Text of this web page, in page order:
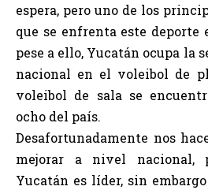
espera, pero uno de los
que se enfrenta este deporte
pese a ello, Yucatán ocupa la
nacional en el voleibol de
voleibol de sala se
ocho del país.
Desafortunadamente nos
mejorar a nivel nacional,
Yucatán es líder, sin